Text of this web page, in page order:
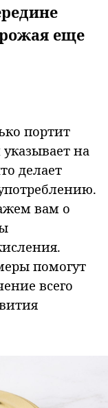
еще
портит
на
делает
вам о
помогут
всего